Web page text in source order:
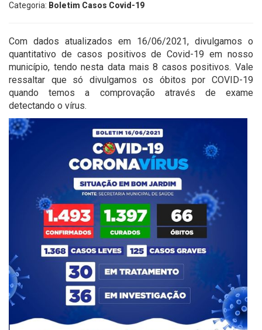
Categoria: Boletim Casos Covid-19
Com dados atualizados em 16/06/2021, divulgamos o
quantitativo de casos positivos de Covid-19 em nosso
município, tendo nesta data mais 8 casos positivos. Vale
ressaltar que só divulgamos os óbitos por COVID-19
quando temos a comprovação através de exame
detectando o vírus.